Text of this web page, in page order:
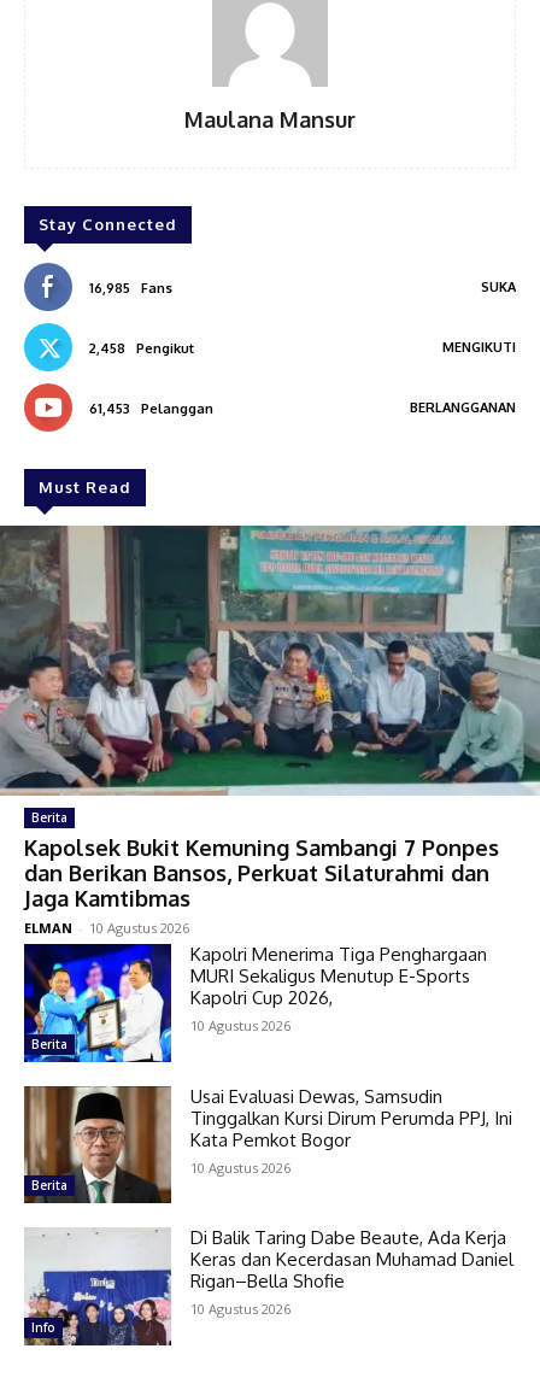
Maulana Mansur
Stay Connected
16,985 Fans SUKA
2,458 Pengikut MENGIKUTI
61,453 Pelanggan BERLANGGANAN
Must Read
Berita
Kapolsek Bukit Kemuning Sambangi 7 Ponpes
dan Berikan Bansos, Perkuat Silaturahmi dan
Jaga Kamtibmas
ELMAN - 10 Agustus 2026
Berita
Kapolri Menerima Tiga Penghargaan
MURI Sekaligus Menutup E-Sports
Kapolri Cup 2026,
10 Agustus 2026
Berita
Usai Evaluasi Dewas, Samsudin
Tinggalkan Kursi Dirum Perumda PPJ, Ini
Kata Pemkot Bogor
10 Agustus 2026
Info
Di Balik Taring Dabe Beaute, Ada Kerja
Keras dan Kecerdasan Muhamad Daniel
Rigan–Bella Shofie
10 Agustus 2026